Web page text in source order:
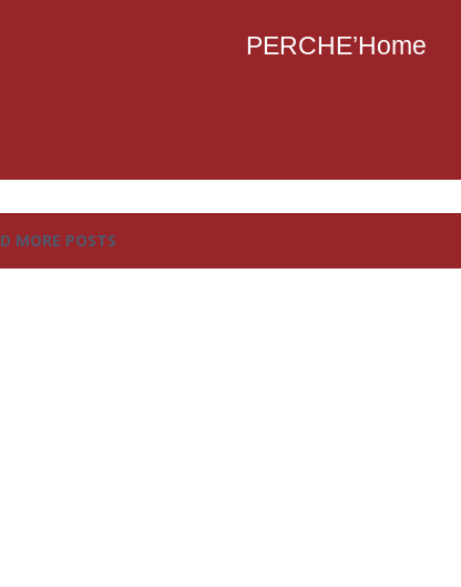
PERCHE’Home
MORE POSTS